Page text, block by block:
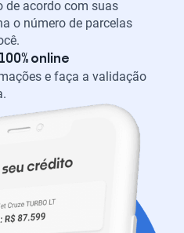
de acordo com suas
o número de parcelas
online
e faça a validação